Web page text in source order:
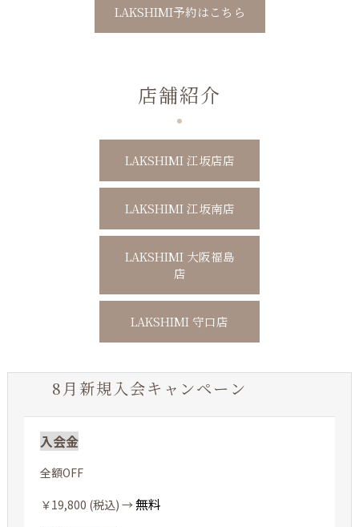
LAKSHIMI予約はこちら
店舗紹介
LAKSHIMI 江坂店店
LAKSHIMI 江坂南店
LAKSHIMI 大阪福島
店
LAKSHIMI 守口店
8月新規入会キャンペーン
入会金
全額OFF
￥19,800 (税込) →無料